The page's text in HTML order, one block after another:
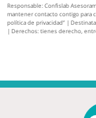
Responsable: Confislab
mantener contacto contigo para
política de privacidad” |
| Derechos: tienes derecho,